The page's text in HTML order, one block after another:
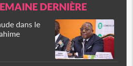
DERNIÈRE
dans le